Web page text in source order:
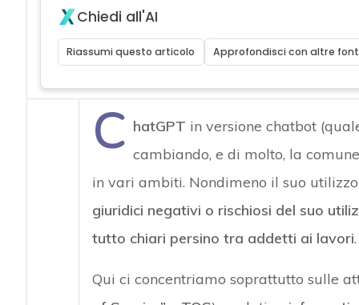
Chiedi all'AI
Riassumi questo articolo Approfondisci con altre
C hatGPT in versione chatbot
cambiando, e di molto, la
in vari ambiti. Nondimeno il suo
giuridici negativi o rischiosi del suo
tutto chiari persino tra addetti ai lavori.
Qui ci concentriamo soprattutto sulle